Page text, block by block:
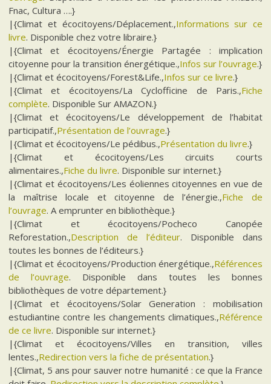
Fnac, Cultura ….}
|{Climat et écocitoyens/Déplacement.,Informations sur ce
livre. Disponible chez votre libraire.}
|{Climat et écocitoyens/Énergie Partagée : implication
citoyenne pour la transition énergétique.,Infos sur l’ouvrage.}
|{Climat et écocitoyens/Forest&Life.,Infos sur ce livre.}
|{Climat et écocitoyens/La Cyclofficine de Paris.,Fiche
complète. Disponible Sur AMAZON.}
|{Climat et écocitoyens/Le développement de l’habitat
participatif.,Présentation de l’ouvrage.}
|{Climat et écocitoyens/Le pédibus.,Présentation du livre.}
|{Climat et écocitoyens/Les circuits courts
alimentaires.,Fiche du livre. Disponible sur internet.}
|{Climat et écocitoyens/Les éoliennes citoyennes en vue de
la maîtrise locale et citoyenne de l’énergie.,Fiche de
l’ouvrage. A emprunter en bibliothèque.}
|{Climat et écocitoyens/Pocheco Canopée
Reforestation.,Description de l’éditeur. Disponible dans
toutes les bonnes de l’éditeurs.}
|{Climat et écocitoyens/Production énergétique.,Références
de l’ouvrage. Disponible dans toutes les bonnes
bibliothèques de votre département.}
|{Climat et écocitoyens/Solar Generation : mobilisation
estudiantine contre les changements climatiques.,Référence
de ce livre. Disponible sur internet.}
|{Climat et écocitoyens/Villes en transition, villes
lentes.,Redirection vers la fiche de présentation.}
|{Climat, 5 ans pour sauver notre humanité : ce que la France